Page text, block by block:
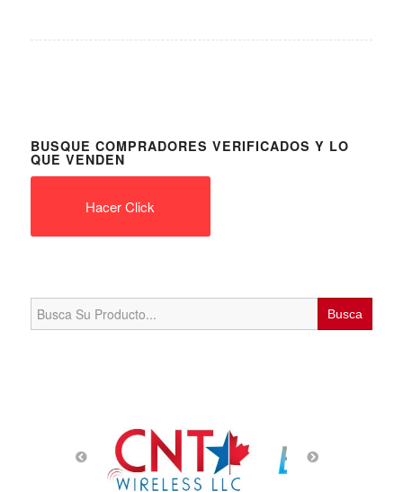
BUSQUE COMPRADORES VERIFICADOS Y LO
QUE VENDEN
Hacer Click
Search
for: